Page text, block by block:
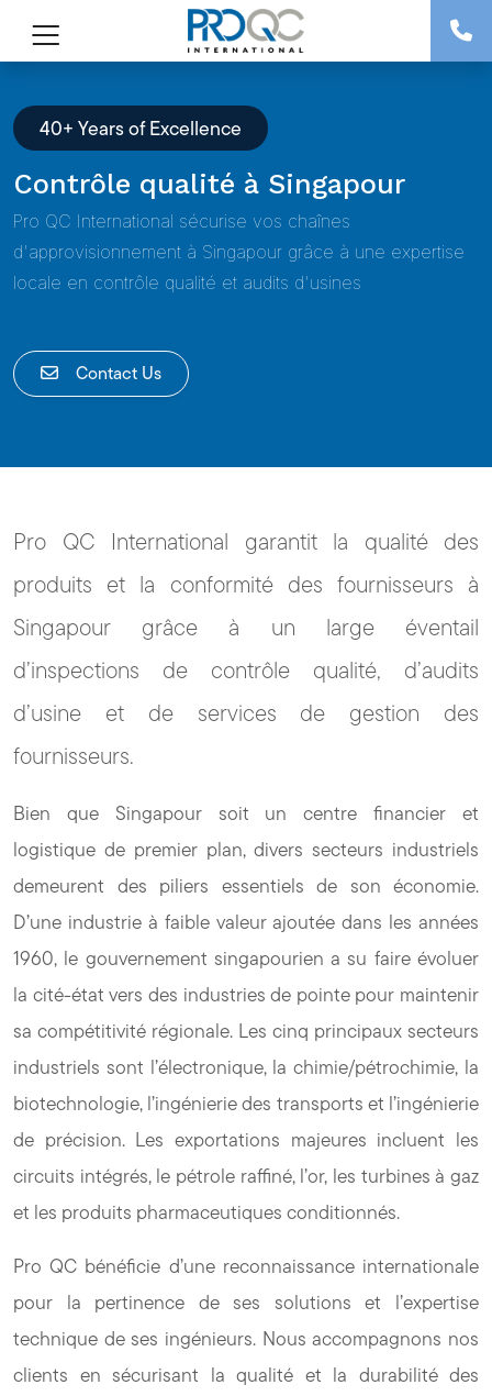
40+ Years of Excellence
Contrôle qualité à Singapour
Pro QC International sécurise vos chaînes
d'approvisionnement à Singapour grâce à une expertise
locale en contrôle qualité et audits d'usines
Contact Us
Pro QC International garantit la qualité des
produits et la conformité des fournisseurs à
Singapour grâce à un large éventail
d’inspections de contrôle qualité, d’audits
d’usine et de services de gestion des
fournisseurs.
Bien que Singapour soit un centre financier et
logistique de premier plan, divers secteurs industriels
demeurent des piliers essentiels de son économie.
D’une industrie à faible valeur ajoutée dans les années
1960, le gouvernement singapourien a su faire évoluer
la cité-état vers des industries de pointe pour maintenir
sa compétitivité régionale. Les cinq principaux secteurs
industriels sont l’électronique, la chimie/pétrochimie, la
biotechnologie, l’ingénierie des transports et l’ingénierie
de précision. Les exportations majeures incluent les
circuits intégrés, le pétrole raffiné, l’or, les turbines à gaz
et les produits pharmaceutiques conditionnés.
Pro QC bénéficie d’une reconnaissance internationale
pour la pertinence de ses solutions et l’expertise
technique de ses ingénieurs. Nous accompagnons nos
clients en sécurisant la qualité et la durabilité des